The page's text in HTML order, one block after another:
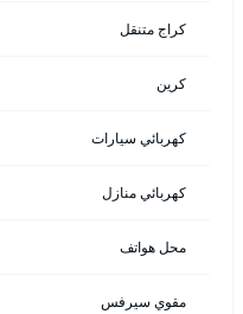
كراج متنقل
كرين
كهربائي سيارات
كهربائي منازل
محل هواتف
مقوي سيرفس